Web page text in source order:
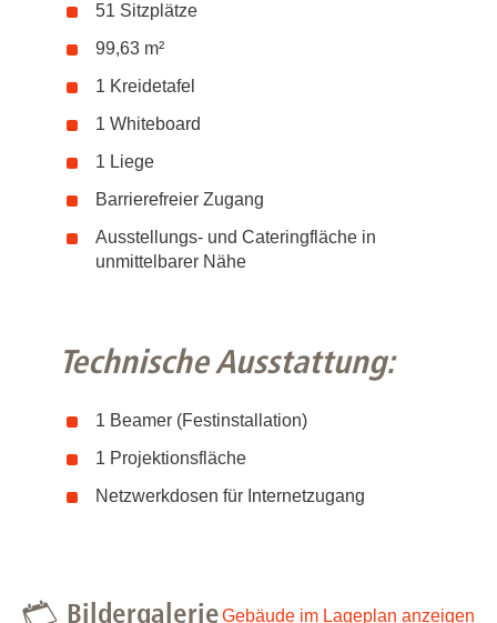
51 Sitzplätze
99,63 m²
1 Kreidetafel
1 Whiteboard
1 Liege
Barrierefreier Zugang
Ausstellungs- und Cateringfläche in
unmittelbarer Nähe
Technische Ausstattung:
1 Beamer (Festinstallation)
1 Projektionsfläche
Netzwerkdosen für Internetzugang
BildergalerieGebäude im Lageplan anzeigen